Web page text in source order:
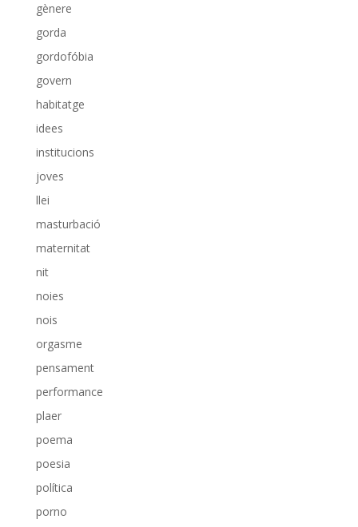
gènere
gorda
gordofóbia
govern
habitatge
idees
institucions
joves
llei
masturbació
maternitat
nit
noies
nois
orgasme
pensament
performance
plaer
poema
poesia
política
porno